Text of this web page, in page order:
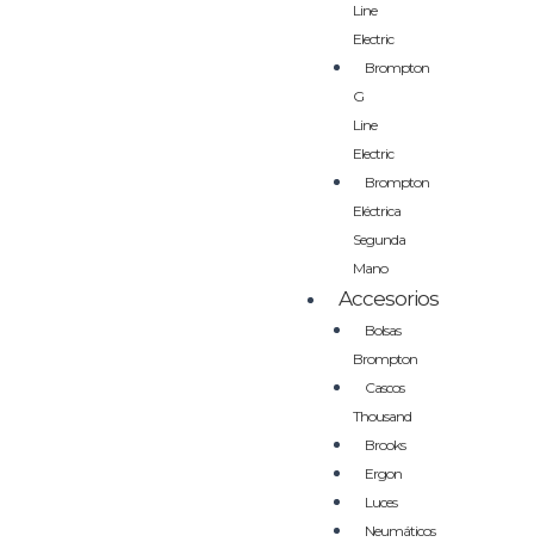
Line
Electric
Brompton
G
Line
Electric
Brompton
Eléctrica
Segunda
Mano
Accesorios
Bolsas
Brompton
Cascos
Thousand
Brooks
Ergon
Luces
Neumáticos